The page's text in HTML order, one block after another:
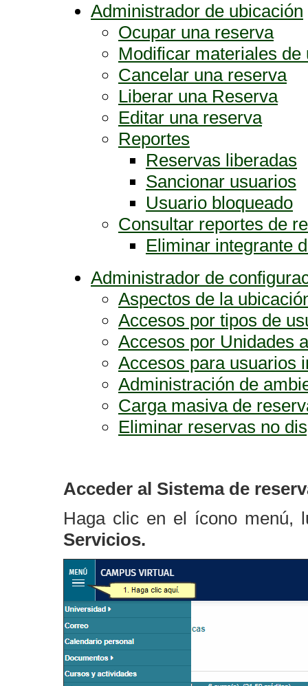
Administrador de ubicación
Ocupar una reserva
Modificar materiales de
Cancelar una reserva
Liberar una Reserva
Editar una reserva
Reportes
Reservas liberadas
Sancionar usuarios
Usuario bloqueado
Consultar reportes de
Eliminar integrante
Administrador de
Aspectos de la
Accesos por tipos de
Accesos por Unidades
Accesos para usuarios
Administración de
Carga masiva de
Eliminar reservas no
Acceder al Sistema de
Haga clic en el ícono menú,
Servicios.